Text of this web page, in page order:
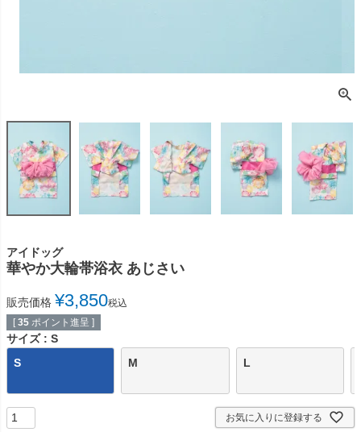
アイドッグ
華やか大輪帯浴衣 あじさい
販売価格 ¥3,850税込
[ 35 ポイント進呈 ]
サイズ
S
S
M L
お気に入りに登録する